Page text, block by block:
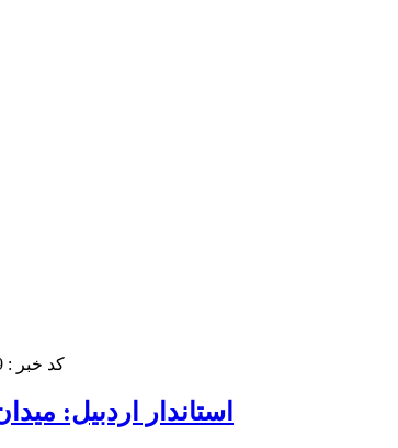
کد خبر : 25149
استاندار اردبیل: